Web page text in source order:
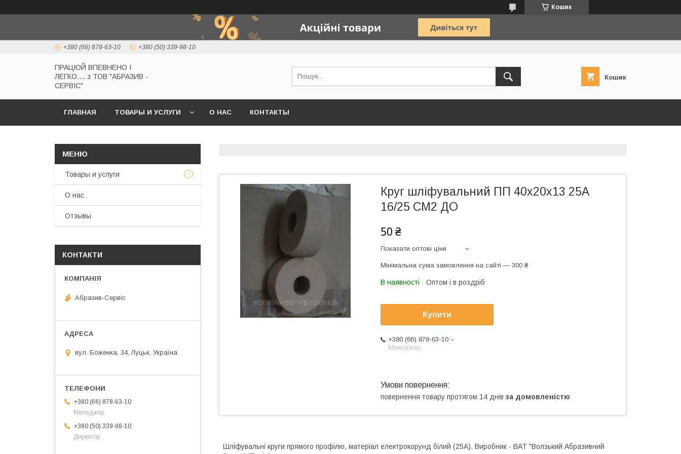
Кошик
+380 (66) 878-63-10 +380 (50) 339-98-10
ПРАЦЮЙ ВПЕВНЕНО І
ЛЕГКО.... з ТОВ "АБРАЗИВ -
СЕРВІС"
Кошик
ГЛАВНАЯ ТОВАРЫ И УСЛУГИ О НАС КОНТАКТЫ
Круг шліфувальний ПП 40х20х13 25А
16/25 СМ2 ДО
50 ₴
Показати оптові ціни
Мінімальна сума замовлення на сайті — 300 ₴
В наявності Оптом і в роздріб
Купити
+380 (66) 878-63-10
Менеджер
повернення товару протягом 14 днів за домовленістю
Шліфувальні круги прямого профілю, матеріал електрокорунд білий (25А). Виробник - ВАТ "Волзький Абразивний
Товары и услуги
О нас
Отзывы
КОНТАКТИ
Абразив-Сервіс
вул. Боженка, 34, Луцьк, Україна
+380 (66) 878-63-10
Менеджер
+380 (50) 339-98-10
Директор